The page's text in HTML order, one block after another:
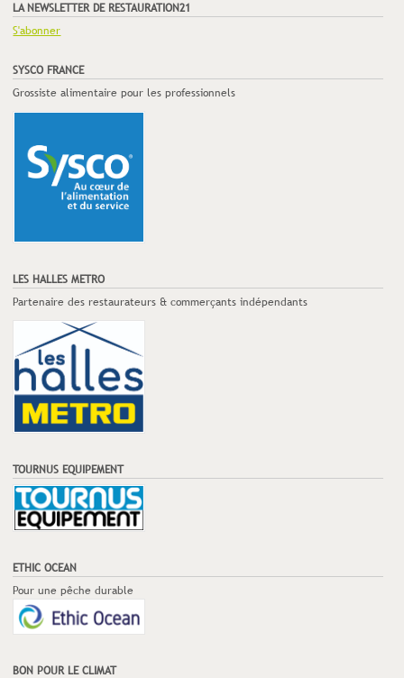
LA NEWSLETTER DE RESTAURATION21
S'abonner
SYSCO FRANCE
Grossiste alimentaire pour les professionnels
LES HALLES METRO
Partenaire des restaurateurs & commerçants indépendants
TOURNUS EQUIPEMENT
ETHIC OCEAN
Pour une pêche durable
BON POUR LE CLIMAT